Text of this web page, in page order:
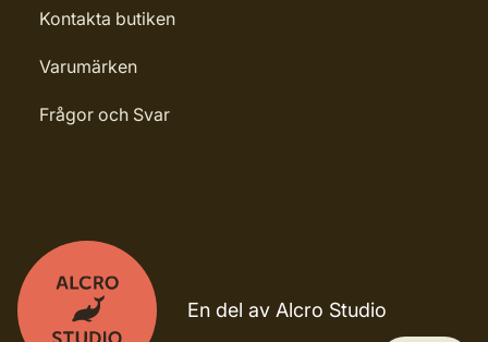
Kontakta butiken
Varumärken
Frågor och Svar
En del av Alcro Studio